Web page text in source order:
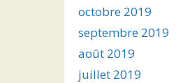
octobre 2019
septembre 2019
août 2019
juillet 2019